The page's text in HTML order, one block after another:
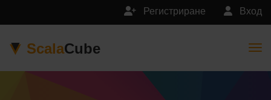
Вход
Регистриране
ScalaCube